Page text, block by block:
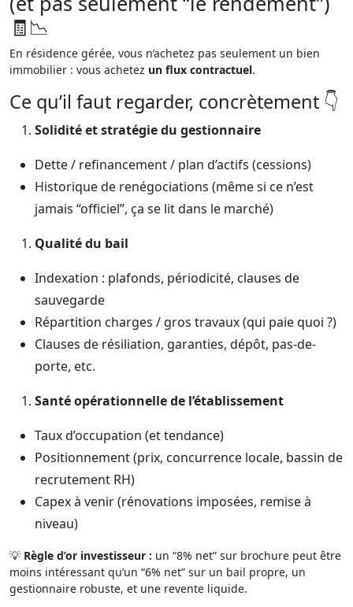
🧾📉
En résidence gérée, vous n’achetez pas seulement un bien
immobilier : vous achetez un flux contractuel.
Ce qu’il faut regarder, concrètement 👇
Solidité et stratégie du gestionnaire
Dette / refinancement / plan d’actifs (cessions)
Historique de renégociations (même si ce n’est
jamais “officiel”, ça se lit dans le marché)
Qualité du bail
Indexation : plafonds, périodicité, clauses de
sauvegarde
Répartition charges / gros travaux (qui paie quoi ?)
Clauses de résiliation, garanties, dépôt, pas-de-
porte, etc.
Santé opérationnelle de l’établissement
Taux d’occupation (et tendance)
Positionnement (prix, concurrence locale, bassin de
recrutement RH)
Capex à venir (rénovations imposées, remise à
niveau)
💡 Règle d’or investisseur : un “8% net” sur brochure peut être
moins intéressant qu’un “6% net” sur un bail propre, un
gestionnaire robuste, et une revente liquide.